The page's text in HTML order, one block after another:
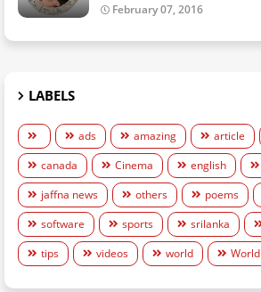
February 07, 2016
LABELS
ads amazing article
canada
Cinema english
jaffna news
others poems
software
sports srilanka
tips
videos world World